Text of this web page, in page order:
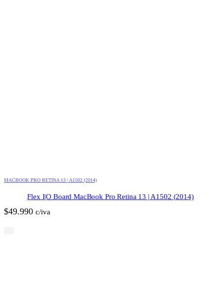
MACBOOK PRO RETINA 13 | A1502 (2014)
Flex I|O Board MacBook Pro Retina 13 | A1502 (2014)
$49.990 c/iva